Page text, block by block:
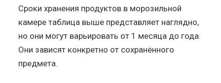
Сроки хранения продуктов в морозильной
камере таблица выше представляет наглядно,
но они могут варьировать от 1 месяца до года.
Они зависят конкретно от сохранённого
предмета.